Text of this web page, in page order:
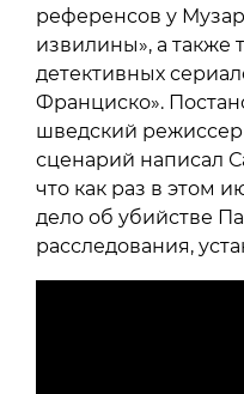
референсов у
извилины», а также
детективных
Франциско».
шведский режиссер
сценарий написал
что как раз в этом
дело об убийстве
расследования,